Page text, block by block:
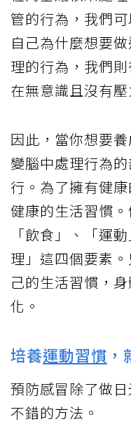
管的行為，我們
自己為什麼想要
理的行為，我們
在無意識且沒有
因此，當你想要
變腦中處理行為
行。為了擁有健
健康的生活習慣
「飲食」、「運
理」這四個要素
己的生活習慣，
化。
培養運動習慣
預防感冒除了做
不錯的方法。